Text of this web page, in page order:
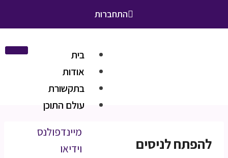
התחברות
בית
אודות
בתקשורת
עולם התוכן
מיינדפולנס
וידיאו
להפתח לניסים